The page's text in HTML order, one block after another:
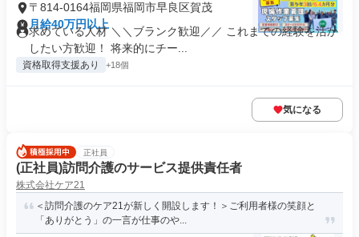
〒814-0164福岡県福岡市早良区賀茂
月給40万円以上
求めている人材 ＼＼ブランク歓迎／／ これまでの経験を活か
したい方歓迎！ 将来的にチー...
資格取得支援あり +18個
気になる
正社員
(正社員)訪問介護のサービス提供責任者
株式会社ケア21
＜訪問介護のケア21が新しく開設します！＞ご利用者様の笑顔と
「ありがとう」の一言が仕事のや...